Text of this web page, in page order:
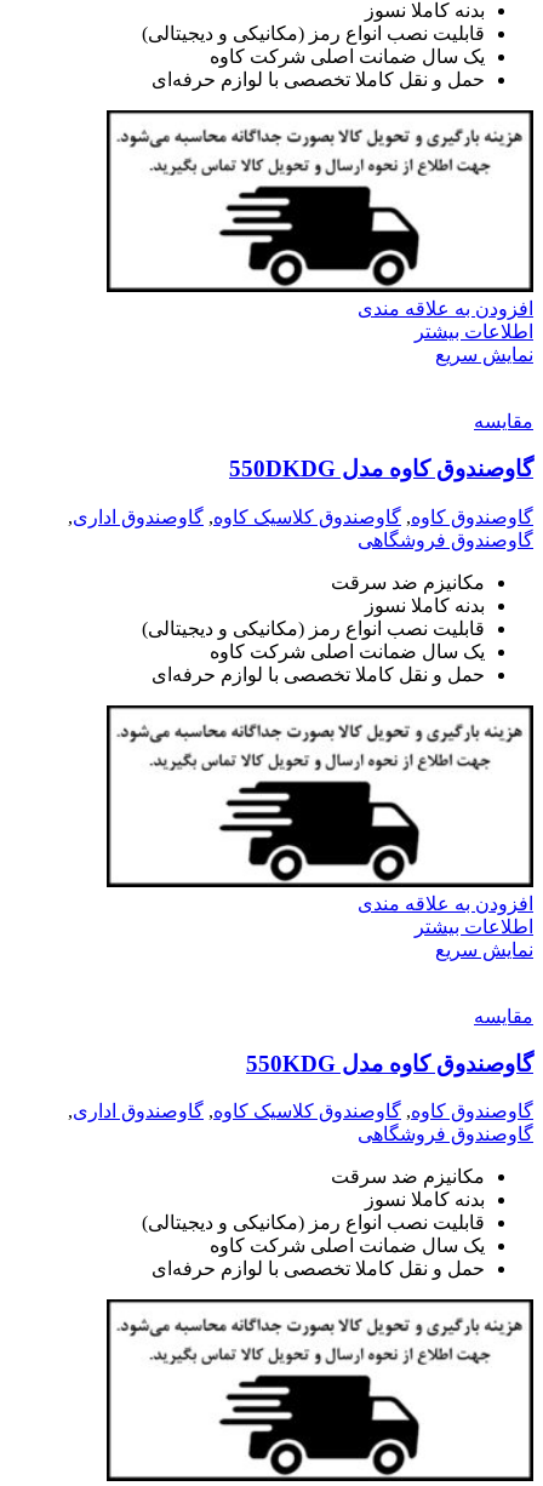
بدنه کاملا نسوز
قابلیت نصب انواع رمز (مکانیکی و دیجیتالی)
یک سال ضمانت اصلی شرکت کاوه
حمل و نقل کاملا تخصصی با لوازم حرفه‌ای
افزودن به علاقه مندی
اطلاعات بیشتر
نمایش سریع
مقايسه
گاوصندوق کاوه مدل 550DKDG
گاوصندوق کاوه, گاوصندوق کلاسیک کاوه, گاوصندوق اداری,
گاوصندوق فروشگاهی
مکانیزم ضد سرقت
بدنه کاملا نسوز
قابلیت نصب انواع رمز (مکانیکی و دیجیتالی)
یک سال ضمانت اصلی شرکت کاوه
حمل و نقل کاملا تخصصی با لوازم حرفه‌ای
افزودن به علاقه مندی
اطلاعات بیشتر
نمایش سریع
مقايسه
گاوصندوق کاوه مدل 550KDG
گاوصندوق کاوه, گاوصندوق کلاسیک کاوه, گاوصندوق اداری,
گاوصندوق فروشگاهی
مکانیزم ضد سرقت
بدنه کاملا نسوز
قابلیت نصب انواع رمز (مکانیکی و دیجیتالی)
یک سال ضمانت اصلی شرکت کاوه
حمل و نقل کاملا تخصصی با لوازم حرفه‌ای